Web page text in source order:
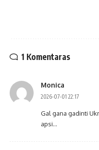
1 Komentaras
Monica
2026-07-01 22:17
Gal gana gadinti
apsi…